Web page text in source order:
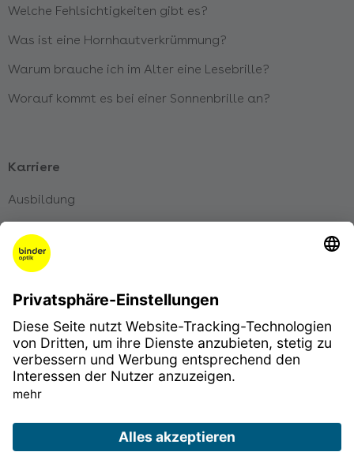
Welche Fehlsichtigkeiten gibt es?
Was ist eine Hornhautverkrümmung?
Warum brauche ich im Alter eine Lesebrille?
Worauf kommt es bei einer Sonnenbrille an?
Karriere
Ausbildung
Initiativbewerbung
Disclaimer